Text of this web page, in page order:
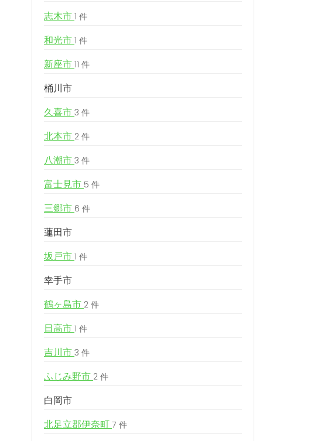
志木市 1 件
和光市 1 件
新座市 11 件
桶川市
久喜市 3 件
北本市 2 件
八潮市 3 件
富士見市 5 件
三郷市 6 件
蓮田市
坂戸市 1 件
幸手市
鶴ヶ島市 2 件
日高市 1 件
吉川市 3 件
ふじみ野市 2 件
白岡市
北足立郡伊奈町 7 件